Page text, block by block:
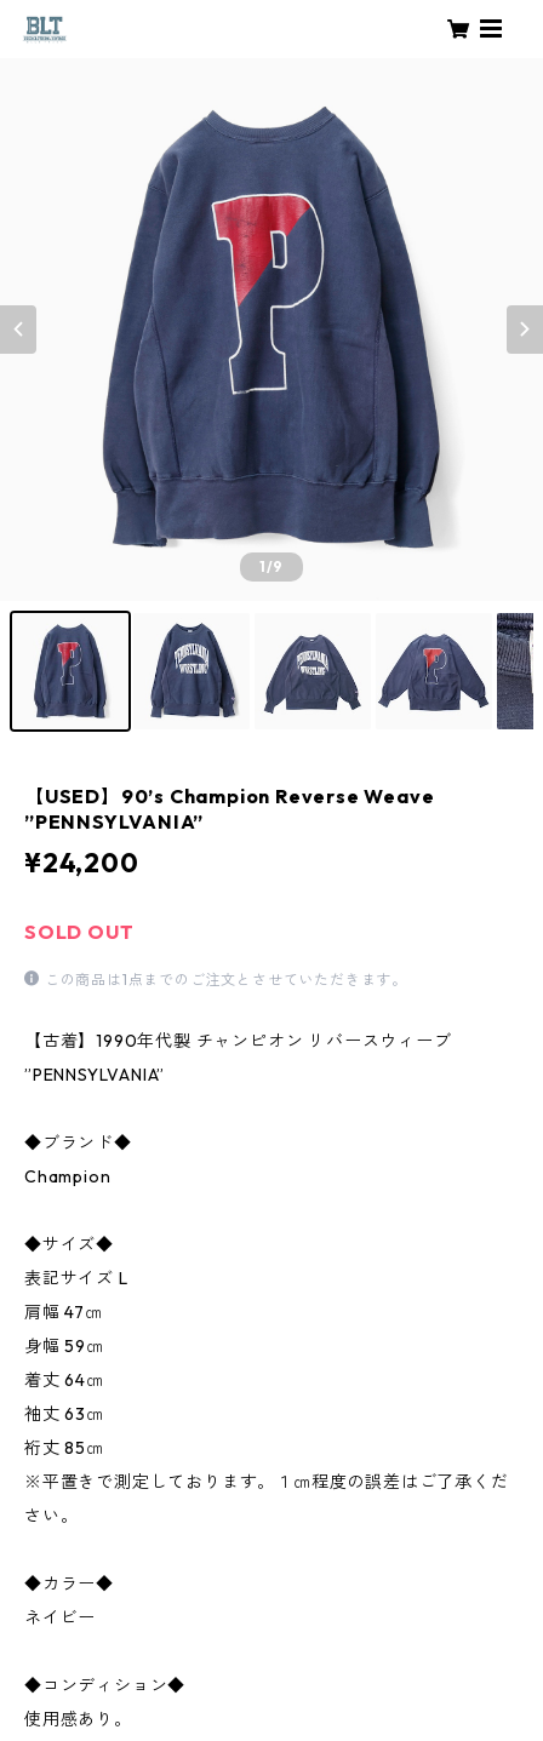
1/9
【USED】90’s Champion Reverse Weave
”PENNSYLVANIA”
¥24,200
SOLD OUT
この商品は1点までのご注文とさせていただきます。
【古着】1990年代製 チャンピオン リバースウィーブ
”PENNSYLVANIA”
◆ブランド◆
Champion
◆サイズ◆
表記サイズ L
肩幅 47㎝
身幅 59㎝
着丈 64㎝
袖丈 63㎝
裄丈 85㎝
※平置きで測定しております。１㎝程度の誤差はご了承くだ
さい。
◆カラー◆
ネイビー
◆コンディション◆
使用感あり。